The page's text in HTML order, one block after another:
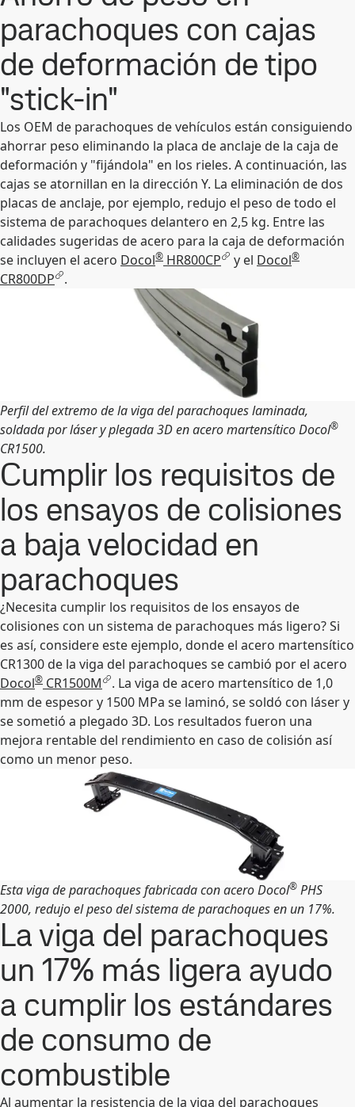
parachoques con cajas
de deformación de tipo
"stick-in"
Los OEM de parachoques de vehículos están consiguiendo
ahorrar peso eliminando la placa de anclaje de la caja de
deformación y "fijándola" en los rieles. A continuación, las
cajas se atornillan en la dirección Y. La eliminación de dos
placas de anclaje, por ejemplo, redujo el peso de todo el
sistema de parachoques delantero en 2,5 kg. Entre las
calidades sugeridas de acero para la caja de deformación
se incluyen el acero Docol® HR800CP y el Docol®
CR800DP .
Perfil del extremo de la viga del parachoques laminada,
soldada por láser y plegada 3D en acero martensítico Docol®
CR1500.
Cumplir los requisitos de
los ensayos de colisiones
a baja velocidad en
parachoques
¿Necesita cumplir los requisitos de los ensayos de
colisiones con un sistema de parachoques más ligero? Si
es así, considere este ejemplo, donde el acero martensítico
CR1300 de la viga del parachoques se cambió por el acero
Docol® CR1500M
. La viga de acero martensítico de 1,0
mm de espesor y 1500 MPa se laminó, se soldó con láser y
se sometió a plegado 3D. Los resultados fueron una
mejora rentable del rendimiento en caso de colisión así
como un menor peso.
Esta viga de parachoques fabricada con acero Docol® PHS
2000, redujo el peso del sistema de parachoques en un 17%.
La viga del parachoques
un 17% más ligera ayudo
a cumplir los estándares
de consumo de
combustible
Al aumentar la resistencia de la viga del parachoques